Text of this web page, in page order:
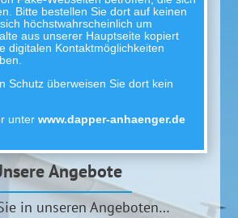
Bitte bestellen Sie dort auf keinen
höchstwahrscheinlich um
aus unserer Hauptseite kopiert
digitalen Kontaktmöglichkeiten
Schutz überweisen Sie dort kein
unterwww.dapper-anhaenger.de
Angebote
in unseren Angeboten…